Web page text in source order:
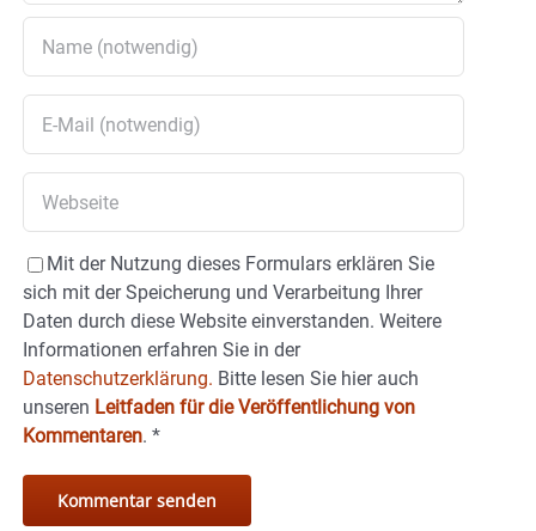
Mit der Nutzung dieses Formulars erklären Sie
sich mit der Speicherung und Verarbeitung Ihrer
Daten durch diese Website einverstanden. Weitere
Informationen erfahren Sie in der
Datenschutzerklärung. Bitte lesen Sie hier auch
unseren Leitfaden für die Veröffentlichung von
Kommentaren. *